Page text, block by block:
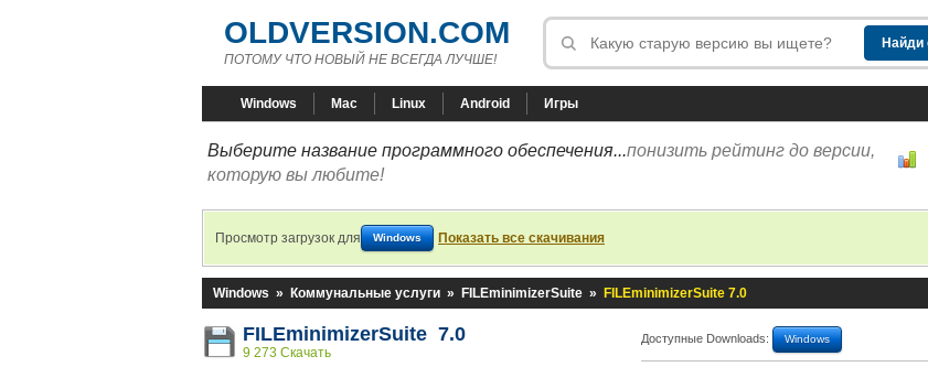
OLDVERSION.COM
ПОТОМУ ЧТО НОВЫЙ НЕ ВСЕГДА ЛУЧШЕ!
Windows Mac Linux Android Игры
Выберите название программного обеспечения...понизить рейтинг до версии,
которую вы любите!
Просмотр загрузок для Windows Показать все скачивания
Windows » Коммунальные услуги » FILEminimizerSuite » FILEminimizerSuite 7.0
FILEminimizerSuite 7.0
9 273 Скачать
Доступные Downloads: Windows